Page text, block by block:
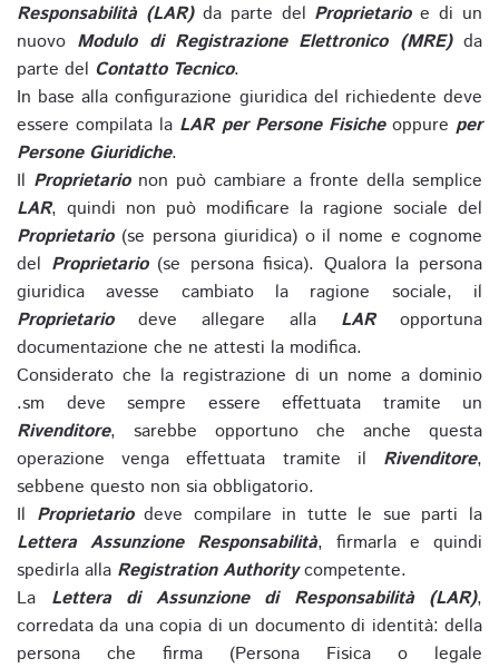
Responsabilità (LAR)da parte del Proprietarioe di un
nuovo Modulo di Registrazione Elettronico (MRE)da
parte del Contatto Tecnico.
In base alla configurazione giuridica del richiedente deve
essere compilata la LAR per Persone Fisicheoppure per
Persone Giuridiche.
Il Proprietarionon può cambiare a fronte della semplice
LAR, quindi non può modificare la ragione sociale del
Proprietario(se persona giuridica) o il nome e cognome
del Proprietario(se persona fisica). Qualora la persona
giuridica avesse cambiato la ragione sociale, il
Proprietariodeve allegare alla LARopportuna
documentazione che ne attesti la modifica.
Considerato che la registrazione di un nome a dominio
.sm deve sempre essere effettuata tramite un
Rivenditore, sarebbe opportuno che anche questa
operazione venga effettuata tramite il Rivenditore,
sebbene questo non sia obbligatorio.
Il Proprietariodeve compilare in tutte le sue parti la
Lettera Assunzione Responsabilità, firmarla e quindi
spedirla alla Registration Authoritycompetente.
La Lettera di Assunzione di Responsabilità (LAR),
corredata da una copia di un documento di identità: della
persona che firma (Persona Fisica o legale